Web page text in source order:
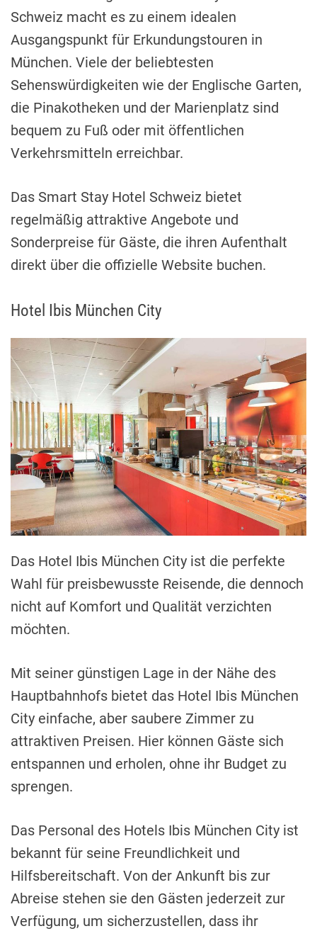
Schweiz macht es zu einem idealen
Ausgangspunkt für Erkundungstouren in
München. Viele der beliebtesten
Sehenswürdigkeiten wie der Englische Garten,
die Pinakotheken und der Marienplatz sind
bequem zu Fuß oder mit öffentlichen
Verkehrsmitteln erreichbar.
Das Smart Stay Hotel Schweiz bietet
regelmäßig attraktive Angebote und
Sonderpreise für Gäste, die ihren Aufenthalt
direkt über die offizielle Website buchen.
Hotel Ibis München City
Das Hotel Ibis München City ist die perfekte
Wahl für preisbewusste Reisende, die dennoch
nicht auf Komfort und Qualität verzichten
möchten.
Mit seiner günstigen Lage in der Nähe des
Hauptbahnhofs bietet das Hotel Ibis München
City einfache, aber saubere Zimmer zu
attraktiven Preisen. Hier können Gäste sich
entspannen und erholen, ohne ihr Budget zu
sprengen.
Das Personal des Hotels Ibis München City ist
bekannt für seine Freundlichkeit und
Hilfsbereitschaft. Von der Ankunft bis zur
Abreise stehen sie den Gästen jederzeit zur
Verfügung, um sicherzustellen, dass ihr